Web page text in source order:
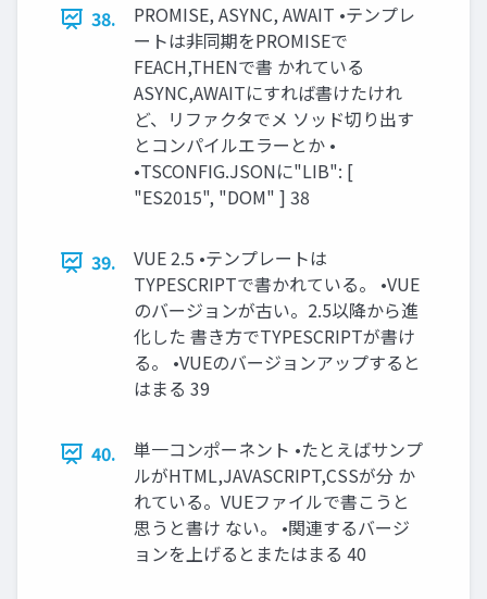
38.
PROMISE, ASYNC, AWAIT •テンプレ
ートは非同期をPROMISEで
FEACH,THENで書 かれている
ASYNC,AWAITにすれば書けたけれ
ど、リファクタでメ ソッド切り出す
とコンパイルエラーとか •
•TSCONFIG.JSONに"LIB": [
"ES2015", "DOM" ] 38
39.
VUE 2.5 •テンプレートは
TYPESCRIPTで書かれている。 •VUE
のバージョンが古い。2.5以降から進
化した 書き方でTYPESCRIPTが書け
る。 •VUEのバージョンアップすると
はまる 39
40.
単一コンポーネント •たとえばサンプ
ルがHTML,JAVASCRIPT,CSSが分 か
れている。VUEファイルで書こうと
思うと書け ない。 •関連するバージ
ョンを上げるとまたはまる 40